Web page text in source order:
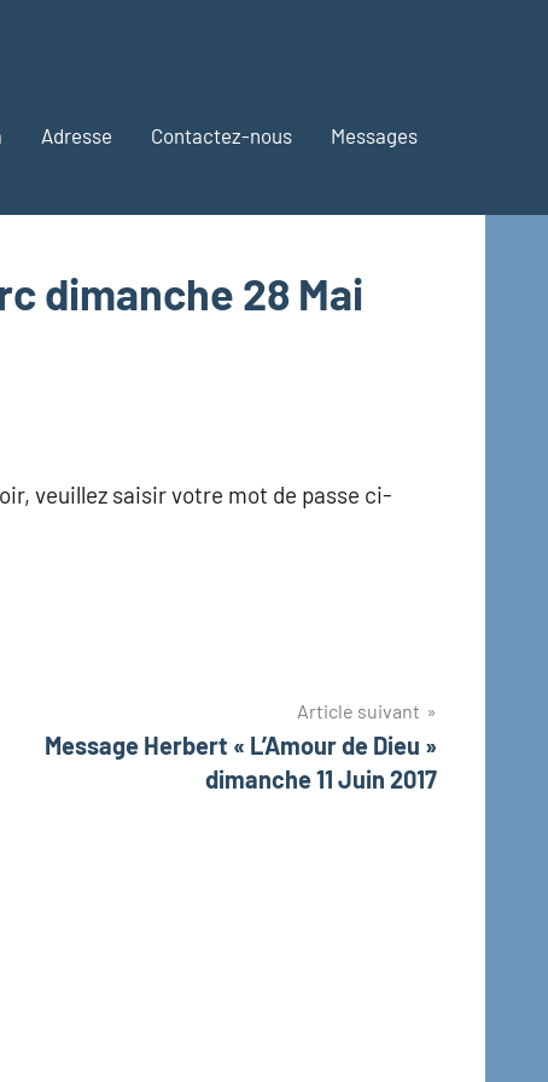
Adresse Contactez-nous Messages
dimanche 28 Mai
veuillez saisir votre mot de passe ci-
Article suivant
Message Herbert « L’Amour de Dieu »
dimanche 11 Juin 2017